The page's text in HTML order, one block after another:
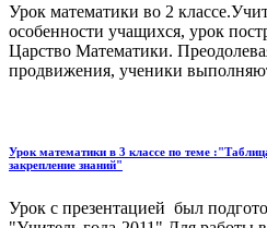
Урок математики во 2
особенности учащихся, урок
Царство Математики.
продвижения, ученики
Урок математики в 3 классе по теме
закрепление знаний"
Урок с презентацией был